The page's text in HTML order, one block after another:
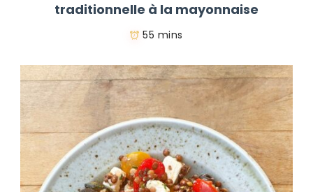
traditionnelle à la mayonnaise
55 mins